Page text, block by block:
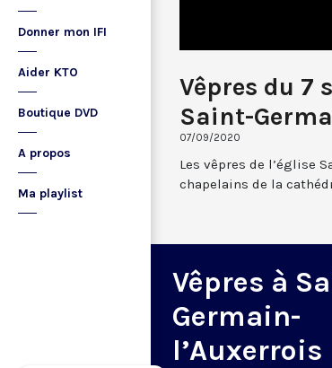
Donner mon IFI
Aider KTO
Boutique DVD
A propos
Ma playlist
Vêpres du 7
Saint-
07/09/2020
Les vêpres de l’église
chapelains de la
Vêpres à
Germain-
l’Auxerrois